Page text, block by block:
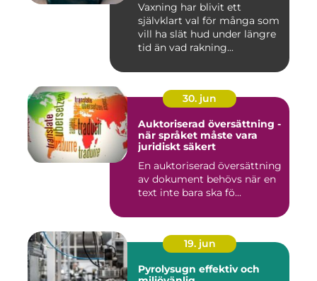
Vaxning har blivit ett
självklart val för många som
vill ha slät hud under längre
tid än vad rakning...
30. jun
Auktoriserad översättning -
när språket måste vara
juridiskt säkert
En auktoriserad översättning
av dokument behövs när en
text inte bara ska fö...
19. jun
Pyrolysugn effektiv och